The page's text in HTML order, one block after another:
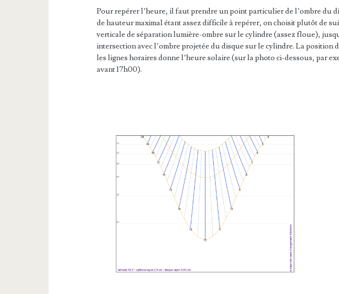
Pour repérer l’heure, il faut prendre un point particulier de l’ombre du
de hauteur maximal étant assez difficile à repérer, on choisit plutôt de
verticale de séparation lumière-ombre sur le cylindre (assez floue),
intersection avec l’ombre projetée du disque sur le cylindre. La position
les lignes horaires donne l’heure solaire (sur la photo ci-dessous, par
avant 17h00).